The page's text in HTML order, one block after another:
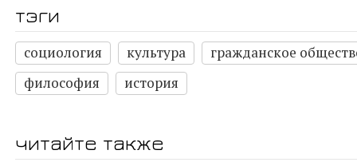
тэги
социология культура
гражданское
философия
история
читайте также